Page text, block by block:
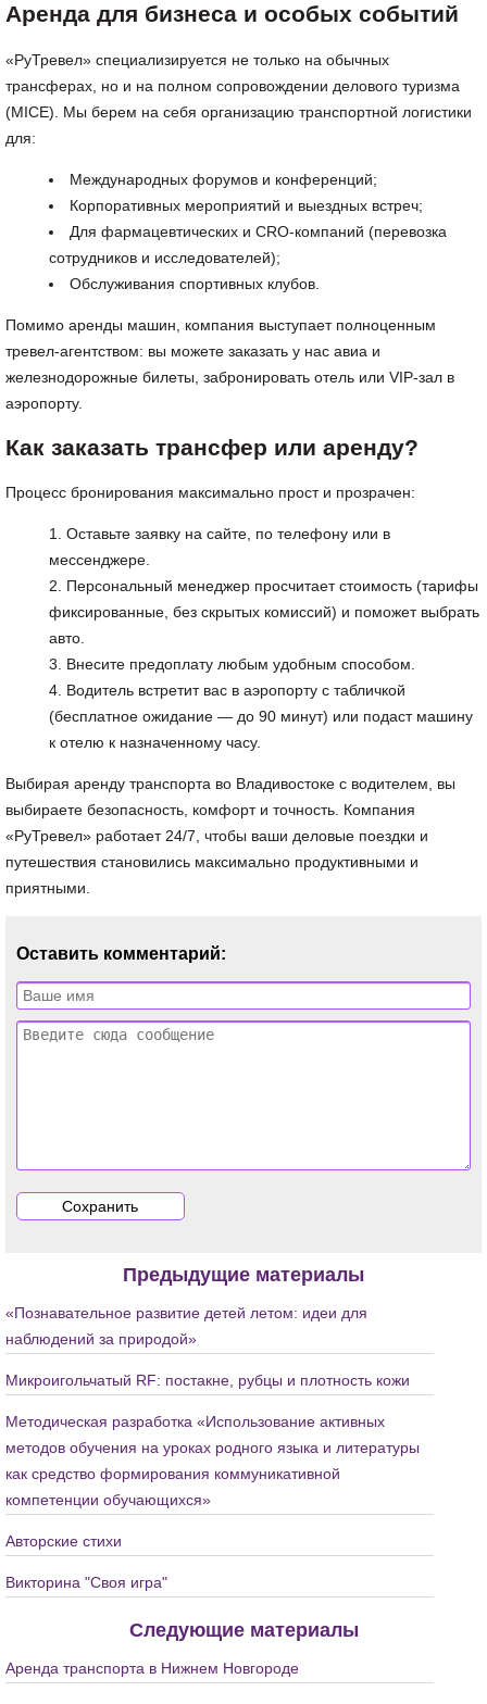
Аренда для бизнеса и особых событий
«РуТревел» специализируется не только на обычных
трансферах, но и на полном сопровождении делового туризма
(MICE). Мы берем на себя организацию транспортной логистики
для:
Международных форумов и конференций;
Корпоративных мероприятий и выездных встреч;
Для фармацевтических и CRO-компаний (перевозка
сотрудников и исследователей);
Обслуживания спортивных клубов.
Помимо аренды машин, компания выступает полноценным
тревел-агентством: вы можете заказать у нас авиа и
железнодорожные билеты, забронировать отель или VIP-зал в
аэропорту.
Как заказать трансфер или аренду?
Процесс бронирования максимально прост и прозрачен:
Оставьте заявку на сайте, по телефону или в
мессенджере.
Персональный менеджер просчитает стоимость (тарифы
фиксированные, без скрытых комиссий) и поможет выбрать
авто.
Внесите предоплату любым удобным способом.
Водитель встретит вас в аэропорту с табличкой
(бесплатное ожидание — до 90 минут) или подаст машину
к отелю к назначенному часу.
Выбирая аренду транспорта во Владивостоке с водителем, вы
выбираете безопасность, комфорт и точность. Компания
«РуТревел» работает 24/7, чтобы ваши деловые поездки и
путешествия становились максимально продуктивными и
приятными.
Оставить комментарий:
Предыдущие материалы
«Познавательное развитие детей летом: идеи для
наблюдений за природой»
Микроигольчатый RF: постакне, рубцы и плотность кожи
Методическая разработка «Использование активных
методов обучения на уроках родного языка и литературы
как средство формирования коммуникативной
компетенции обучающихся»
Авторские стихи
Викторина "Своя игра"
Следующие материалы
Аренда транспорта в Нижнем Новгороде